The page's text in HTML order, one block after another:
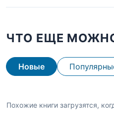
ЧТО ЕЩЕ
Новые
Похожие книги загрузятся,